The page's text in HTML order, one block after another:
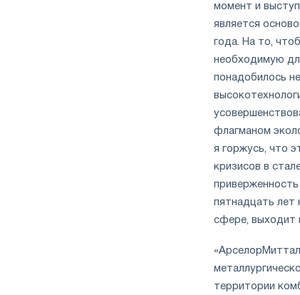
момент и
является
года. На то,
необходимую
понадобилось
флагманом
я горжусь, что
кризисов в
пятнадцать лет
сфере, выходит
территории